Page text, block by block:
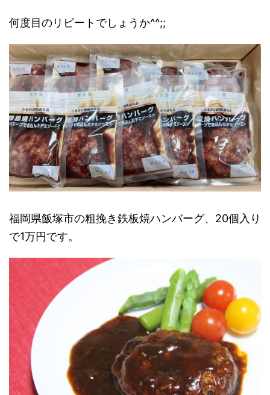
何度目のリピートでしょうか^^;;
福岡県飯塚市の粗挽き鉄板焼ハンバーグ、20個入り
で1万円です。